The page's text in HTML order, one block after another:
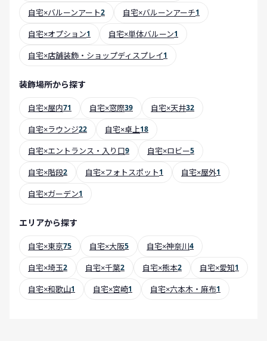
自宅×バルーンアート2 自宅×バルーンアーチ1
自宅×オプション1 自宅×単体バルーン1
自宅×店舗装飾・ショップディスプレイ1
装飾場所から探す
自宅×屋内71 自宅×窓際39 自宅×天井32
自宅×ラウンジ22 自宅×卓上18
自宅×エントランス・入り口9 自宅×ロビー5
自宅×階段2 自宅×フォトスポット1 自宅×屋外1
自宅×ガーデン1
エリアから探す
自宅×東京75 自宅×大阪5 自宅×神奈川4
自宅×埼玉2 自宅×千葉2 自宅×熊本2 自宅×愛知1
自宅×和歌山1 自宅×宮崎1 自宅×六本木・麻布1